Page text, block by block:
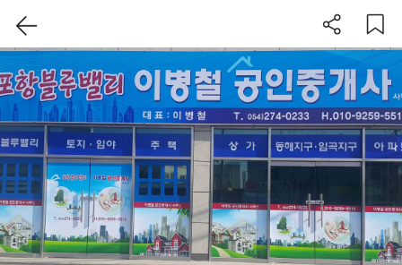
이 지역 보기